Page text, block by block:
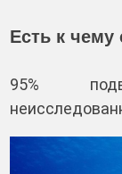
Есть к чему
95%